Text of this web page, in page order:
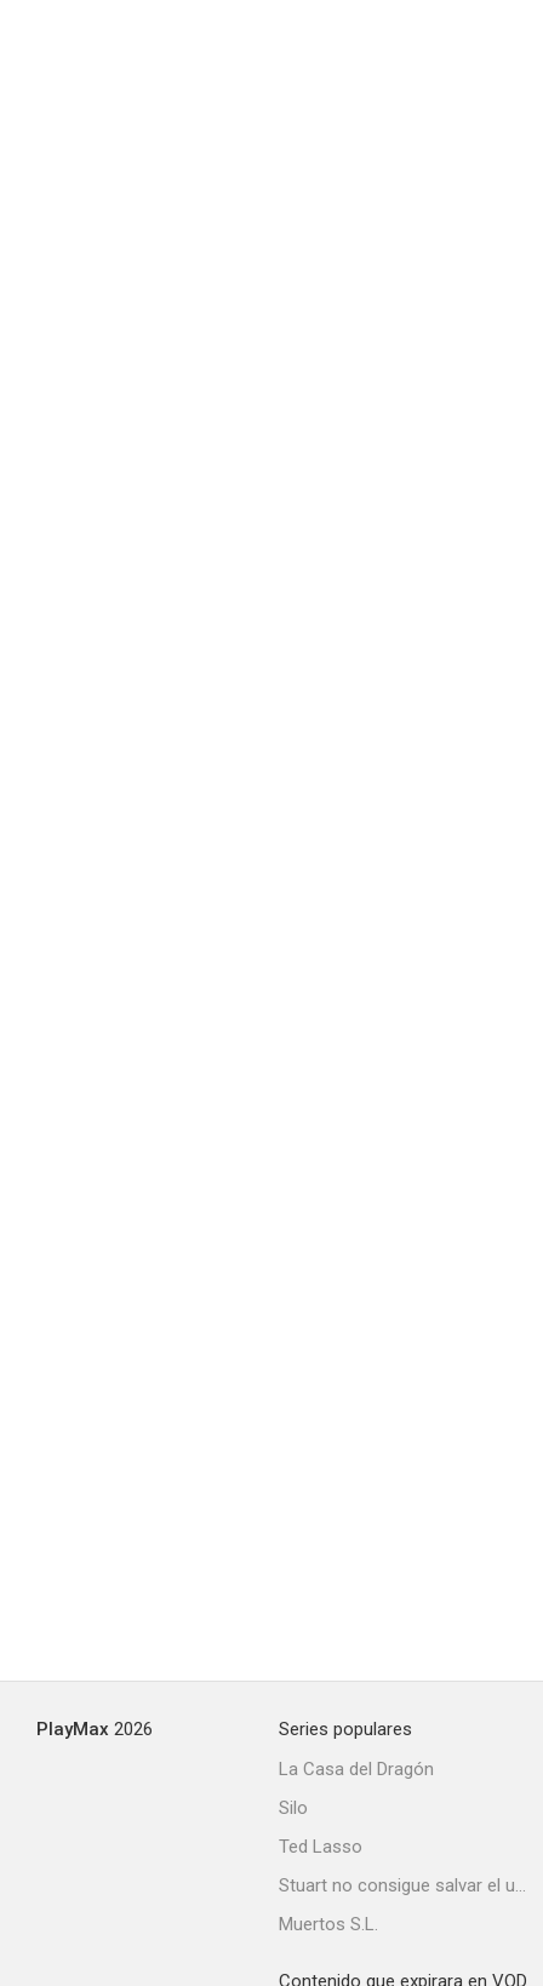
PlayMax 2026
Series populares
La Casa del Dragón
Silo
Ted Lasso
Stuart no consigue salvar el universo
Muertos S.L.
Contenido que expirara en VOD